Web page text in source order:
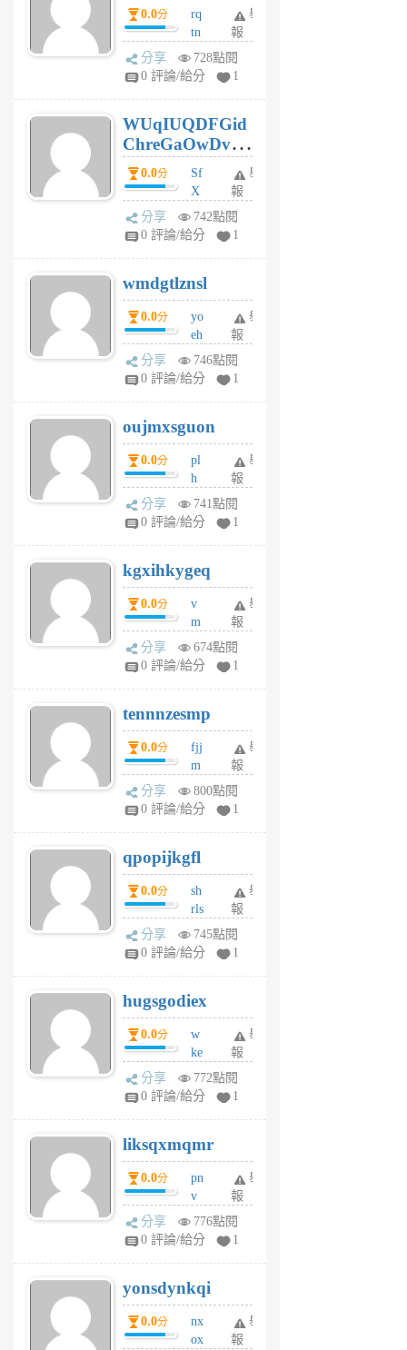
0.0分
rq
tn
jt
gl
個
月
前
舉
報
分享
728點閱
0 評論/給分
1
WUqIUQDFGid
ChreGaOwDv
dY0.0分
Sf
X
Pe
Jc
R
P
m
v
A
V
個
月
前
舉
報
分享
742點閱
0 評論/給分
1
wmdgtlznsl
0.0分
yo
eh
ld
gy
個
月
前
舉
報
分享
746點閱
0 評論/給分
1
oujmxsguon
0.0分
pl
h
wi
w
6
個
月
前
舉
報
分享
741點閱
0 評論/給分
1
kgxihkygeq
0.0分
v
m
sg
sr
6
個
月
前
舉
報
分享
674點閱
0 評論/給分
1
tennnzesmp
0.0分
fjj
m
w
rs
6
個
月
前
舉
報
分享
800點閱
0 評論/給分
1
qpopijkgfl
0.0分
sh
rls
k
m
6
個
月
前
舉
報
分享
745點閱
0 評論/給分
1
hugsgodiex
0.0分
w
ke
rv
pj
6
個
月
前
舉
報
分享
772點閱
0 評論/給分
1
liksqxmqmr
0.0分
pn
v
wt
sv
6
個
月
前
舉
報
分享
776點閱
0 評論/給分
1
yonsdynkqi
0.0分
nx
ox
舉
報